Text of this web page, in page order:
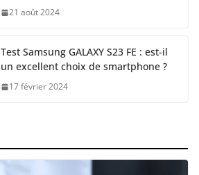
21 août 2024
Test Samsung GALAXY S23 FE : est-il
un excellent choix de smartphone ?
17 février 2024